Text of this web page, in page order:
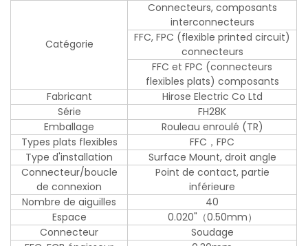
Catégorie
Connecteurs, composants
interconnecteurs
FFC, FPC (flexible printed circuit)
connecteurs
FFC et FPC (connecteurs
flexibles plats) composants
Fabricant
Hirose Electric Co Ltd
Série
FH28K
Emballage
Rouleau enroulé (TR)
Types plats flexibles
FFC，FPC
Type d'installation
Surface Mount, droit angle
Connecteur/boucle
de connexion
Point de contact, partie
inférieure
Nombre de aiguilles
40
Espace
0.020"（0.50mm）
Connecteur
Soudage